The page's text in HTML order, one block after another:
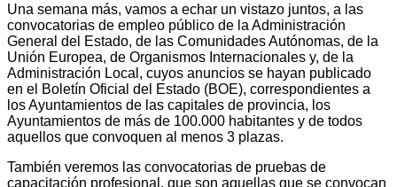
Una semana más, vamos a echar un vistazo juntos, a las
convocatorias de empleo público de la Administración
General del Estado, de las Comunidades Autónomas, de la
Unión Europea, de Organismos Internacionales y, de la
Administración Local, cuyos anuncios se hayan publicado
en el Boletín Oficial del Estado (BOE), correspondientes a
los Ayuntamientos de las capitales de provincia, los
Ayuntamientos de más de 100.000 habitantes y de todos
aquellos que convoquen al menos 3 plazas.
También veremos las convocatorias de pruebas de
capacitación profesional, que son aquellas que se convocan